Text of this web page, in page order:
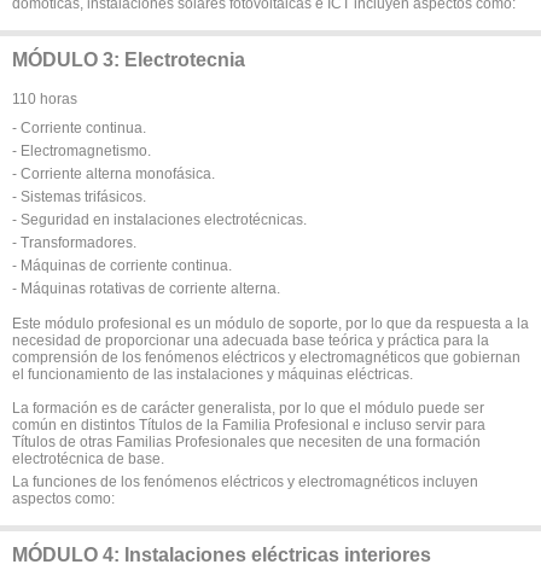
MÓDULO 3: Electrotecnia
110 horas
- Corriente continua.
- Electromagnetismo.
- Corriente alterna monofásica.
- Sistemas trifásicos.
- Seguridad en instalaciones electrotécnicas.
- Transformadores.
- Máquinas de corriente continua.
- Máquinas rotativas de corriente alterna.
Este módulo profesional es un módulo de soporte, por lo que da respuesta a la
necesidad de proporcionar una adecuada base teórica y práctica para la
comprensión de los fenómenos eléctricos y electromagnéticos que gobiernan
el funcionamiento de las instalaciones y máquinas eléctricas.
La formación es de carácter generalista, por lo que el módulo puede ser
común en distintos Títulos de la Familia Profesional e incluso servir para
Títulos de otras Familias Profesionales que necesiten de una formación
electrotécnica de base.
La funciones de los fenómenos eléctricos y electromagnéticos incluyen
aspectos como:
MÓDULO 4: Instalaciones eléctricas interiores